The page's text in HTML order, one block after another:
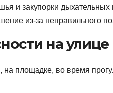
и закупорки
из-за неправильного
на улице
на площадке, во время